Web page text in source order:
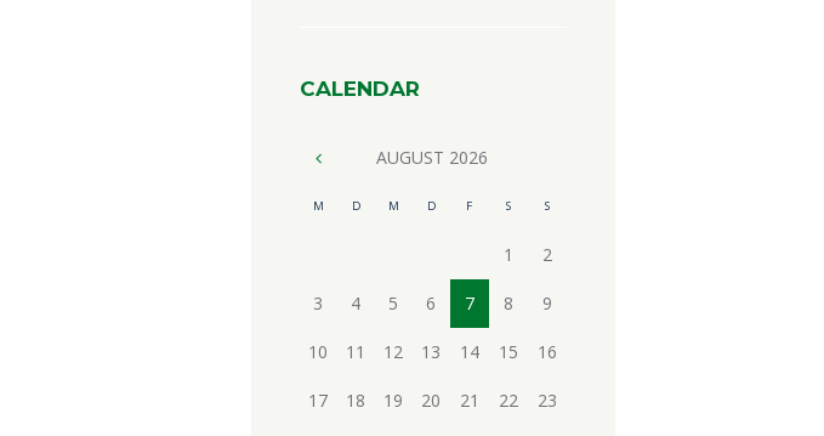
CALENDAR
AUGUST 2026
M D M D F S S
1 2
3 4 5 6 7 8 9
10 11 12 13 14 15 16
17 18 19 20 21 22 23